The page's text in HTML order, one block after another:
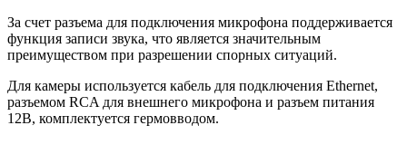
За счет разъема для подключения микрофона поддерживается
функция записи звука, что является значительным
преимуществом при разрешении спорных ситуаций.
Для камеры используется кабель для подключения Ethernet,
разъемом RCA для внешнего микрофона и разъем питания
12В, комплектуется гермовводом.